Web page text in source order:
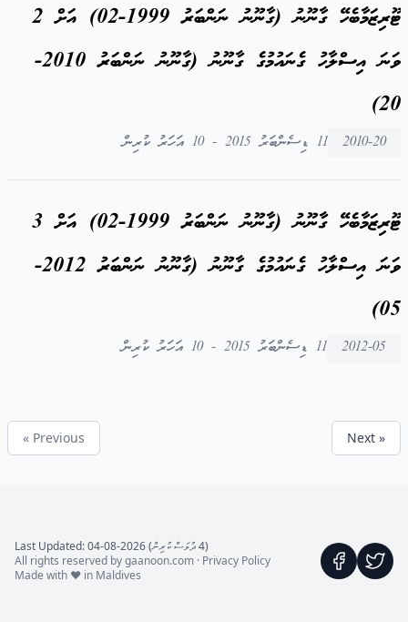
ޓޫރިޒަމާބެހޭ ގާނޫނު (ގާނޫނު ނަންބަރު 1999-02) އަށް 2
ވަނަ އިސްލާހު ގެނައުމުގެ ގާނޫނު (ގާނޫނު ނަންބަރު 2010-
20)
2010-20 11 ޑިސެންބަރު 2015 - 10 އަހަރު ކުރިން
ޓޫރިޒަމާބެހޭ ގާނޫނު (ގާނޫނު ނަންބަރު 1999-02) އަށް 3
ވަނަ އިސްލާހު ގެނައުމުގެ ގާނޫނު (ގާނޫނު ނަންބަރު 2012-
05)
2012-05 11 ޑިސެންބަރު 2015 - 10 އަހަރު ކުރިން
« Previous Next »
(4 ދުވަސް ކުރިން) Last Updated: 04-08-2026
All rights reserved by gaanoon.com · Privacy Policy
Made with ♥ in Maldives